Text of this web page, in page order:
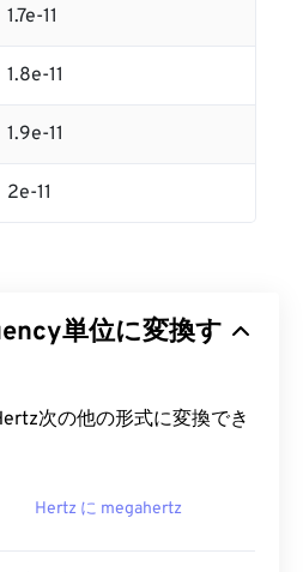
1.7e-11
1.8e-11
1.9e-11
2e-11
単位に変換す
次の他の形式に変換でき
Hertz に megahertz